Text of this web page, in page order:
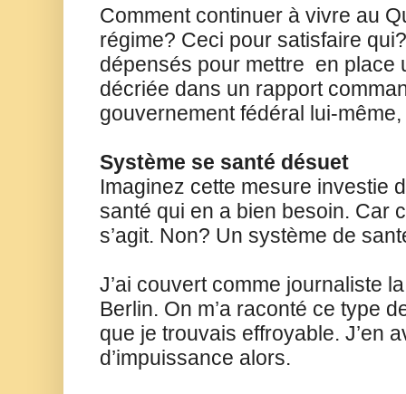
Comment continuer à vivre au
régime? Ceci pour satisfaire
dépensés pour mettre en place
décriée dans un rapport
gouvernement fédéral lui-même,
Système se santé désuet
Imaginez cette mesure investie
santé qui en a bien besoin. Car
s’agit. Non? Un système de
J’ai couvert comme journaliste
Berlin. On m’a raconté ce type
que je trouvais effroyable. J’en
d’impuissance alors.